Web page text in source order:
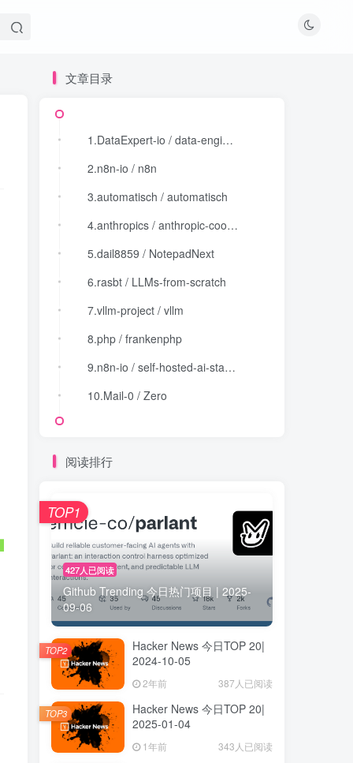
文章目录
1.DataExpert-io / data-engineer-handbook
2.n8n-io / n8n
3.automatisch / automatisch
4.anthropics / anthropic-cookbook
5.dail8859 / NotepadNext
6.rasbt / LLMs-from-scratch
7.vllm-project / vllm
8.php / frankenphp
9.n8n-io / self-hosted-ai-starter-kit
10.Mail-0 / Zero
文章目录
1.DataExpert-io / data-engineer-handbook
2.n8n-io / n8n
3.automatisch / automatisch
4.anthropics / anthropic-cookbook
5.dail8859 / NotepadNext
6.rasbt / LLMs-from-scratch
7.vllm-project / vllm
8.php / frankenphp
9.n8n-io / self-hosted-ai-starter-kit
10.Mail-0 / Zero
阅读排行
427人已阅读
Github Trending 今日热门项目 | 2025-
09-06
TOP1
Hacker News 今日TOP 20|
2024-10-05
2年前 387人已阅读
TOP2
Hacker News 今日TOP 20|
2025-01-04
1年前 343人已阅读
TOP3